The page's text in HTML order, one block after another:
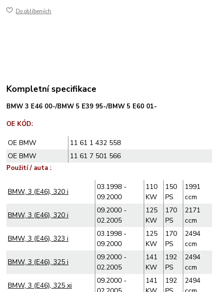
Do oblíbených
Kompletní specifikace
BMW 3 E46 00-/BMW 5 E39 95-/BMW 5 E60 01-
OE KÓD:
OE BMW
11 61 1 432 558
OE BMW
11 61 7 501 566
Použití / auta :
BMW, 3 (E46), 320 i
03.1998 -
09.2000
110
KW
150
PS
1991
ccm
BMW, 3 (E46), 320 i
09.2000 -
02.2005
125
KW
170
PS
2171
ccm
BMW, 3 (E46), 323 i
03.1998 -
09.2000
125
KW
170
PS
2494
ccm
BMW, 3 (E46), 325 i
09.2000 -
02.2005
141
KW
192
PS
2494
ccm
BMW, 3 (E46), 325 xi
09.2000 -
141
192
2494